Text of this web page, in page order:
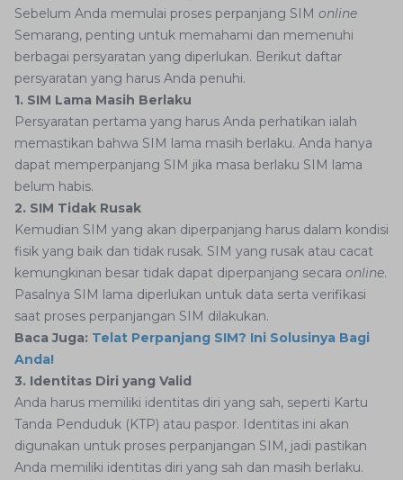
Sebelum Anda memulai proses perpanjang SIM online
Semarang, penting untuk memahami dan memenuhi
berbagai persyaratan yang diperlukan. Berikut daftar
persyaratan yang harus Anda penuhi.
1. SIM Lama Masih Berlaku
Persyaratan pertama yang harus Anda perhatikan ialah
memastikan bahwa SIM lama masih berlaku. Anda hanya
dapat memperpanjang SIM jika masa berlaku SIM lama
belum habis.
2. SIM Tidak Rusak
Kemudian SIM yang akan diperpanjang harus dalam kondisi
fisik yang baik dan tidak rusak. SIM yang rusak atau cacat
kemungkinan besar tidak dapat diperpanjang secara online.
Pasalnya SIM lama diperlukan untuk data serta verifikasi
saat proses perpanjangan SIM dilakukan.
Baca Juga: Telat Perpanjang SIM? Ini Solusinya Bagi
Anda!
3. Identitas Diri yang Valid
Anda harus memiliki identitas diri yang sah, seperti Kartu
Tanda Penduduk (KTP) atau paspor. Identitas ini akan
digunakan untuk proses perpanjangan SIM, jadi pastikan
Anda memiliki identitas diri yang sah dan masih berlaku.